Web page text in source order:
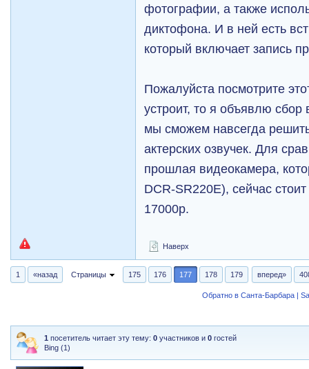
фотографии, а также
диктофона. И в ней есть
который включает запись
Пожалуйста посмотрите
устроит, то я объявлю сбор
мы сможем навсегда
актерских озвучек. Для
прошлая видеокамера,
DCR-SR220E), сейчас
17000р.
Наверх
1 «назад Страницы 175 176 177 178 179 вперед»
Обратно в Санта-Барбара |
1 посетитель читает эту тему:0 участников и0 гостей
Bing (1)